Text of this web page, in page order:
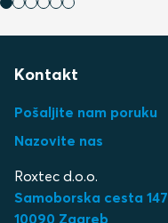
Kontakt
Pošaljite nam poruku
Nazovite nas
Roxtec d.o.o.
Samoborska cesta 147
10090 Zagreb